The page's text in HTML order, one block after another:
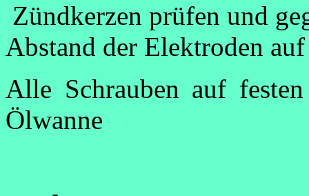
Zündkerzen prüfen und
Abstand der Elektroden
Alle Schrauben auf
Ölwanne